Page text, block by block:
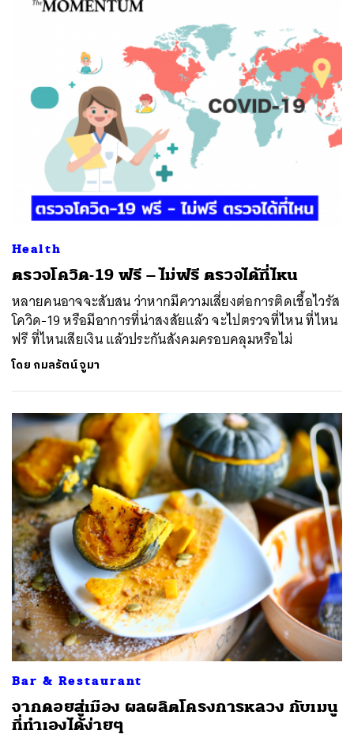
Health
ตรวจโควิด-19 ฟรี – ไม่ฟรี ตรวจได้ที่ไหน
หลายคนอาจจะสับสน ว่าหากมีความเสี่ยงต่อการติดเชื้อไวรัส
โควิด-19 หรือมีอาการที่น่าสงสัยแล้ว จะไปตรวจที่ไหน ที่ไหน
ฟรี ที่ไหนเสียเงิน แล้วประกันสังคมครอบคลุมหรือไม่
โดย กมลรัตน์ จูมา
Bar & Restaurant
จากดอยสู่เมือง ผลผลิตโครงการหลวง กับเมนู
ที่ทำเองได้ง่ายๆ